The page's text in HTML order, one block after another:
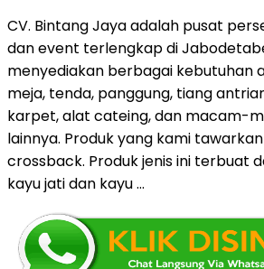
CV. Bintang Jaya adalah pusat
dan event terlengkap di
menyediakan berbagai kebutuhan
meja, tenda, panggung, tiang
karpet, alat cateing, dan macam-
lainnya. Produk yang kami
crossback. Produk jenis ini terbuat
kayu jati dan kayu …